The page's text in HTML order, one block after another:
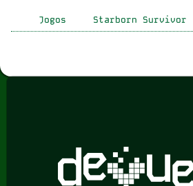
Jogos Starborn Survivor